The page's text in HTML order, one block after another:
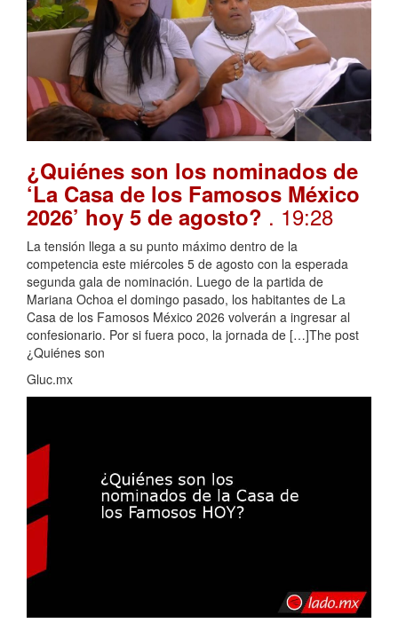
¿Quiénes son los nominados de
‘La Casa de los Famosos México
2026’ hoy 5 de agosto? . 19:28
La tensión llega a su punto máximo dentro de la
competencia este miércoles 5 de agosto con la esperada
segunda gala de nominación. Luego de la partida de
Mariana Ochoa el domingo pasado, los habitantes de La
Casa de los Famosos México 2026 volverán a ingresar al
confesionario. Por si fuera poco, la jornada de […]The post
¿Quiénes son
Gluc.mx